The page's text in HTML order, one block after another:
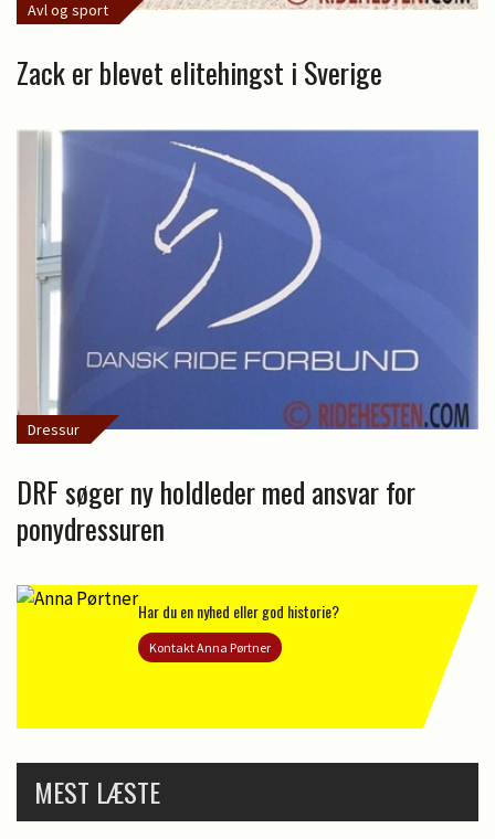
Avl og sport
Zack er blevet elitehingst i Sverige
Dressur
DRF søger ny holdleder med ansvar for
ponydressuren
Har du en nyhed eller god historie?
Kontakt Anna Pørtner
MEST LÆSTE